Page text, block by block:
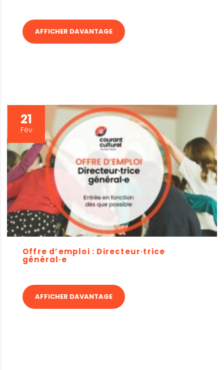
AFFICHER DAVANTAGE
21
Fév
Offre d’emploi : Directeur·trice
général·e
AFFICHER DAVANTAGE